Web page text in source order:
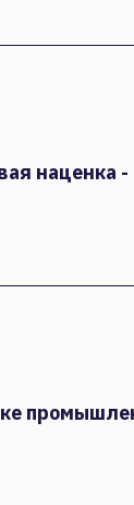
наценка